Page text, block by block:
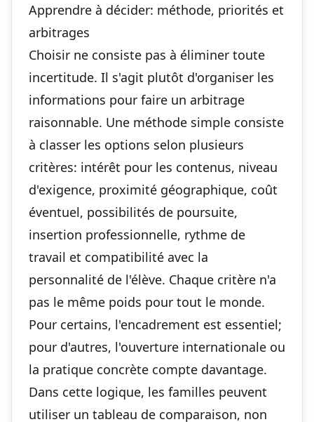
Apprendre à décider: méthode, priorités et
arbitrages
Choisir ne consiste pas à éliminer toute
incertitude. Il s'agit plutôt d'organiser les
informations pour faire un arbitrage
raisonnable. Une méthode simple consiste
à classer les options selon plusieurs
critères: intérêt pour les contenus, niveau
d'exigence, proximité géographique, coût
éventuel, possibilités de poursuite,
insertion professionnelle, rythme de
travail et compatibilité avec la
personnalité de l'élève. Chaque critère n'a
pas le même poids pour tout le monde.
Pour certains, l'encadrement est essentiel;
pour d'autres, l'ouverture internationale ou
la pratique concrète compte davantage.
Dans cette logique, les familles peuvent
utiliser un tableau de comparaison, non